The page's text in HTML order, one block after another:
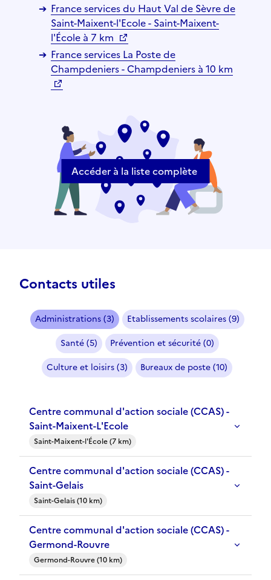
France services du Haut Val de Sèvre de
Saint-Maixent-l'Ecole - Saint-Maixent-
l'École à 7 km
France services La Poste de
Champdeniers - Champdeniers à 10 km
Accéder à la liste complète
Contacts utiles
Administrations (3)
Etablissements scolaires (9)
Santé (5)
Prévention et sécurité (0)
Culture et loisirs (3)
Bureaux de poste (10)
Centre communal d'action sociale (CCAS) -
Saint-Maixent-L'Ecole
Saint-Maixent-l'École (7 km)
Centre communal d'action sociale (CCAS) -
Saint-Gelais
Saint-Gelais (10 km)
Centre communal d'action sociale (CCAS) -
Germond-Rouvre
Germond-Rouvre (10 km)